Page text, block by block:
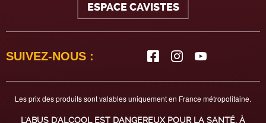
ESPACE CAVISTES
SUIVEZ-NOUS :
Les prix des produits sont valables uniquement en France métropolitaine.
L'ABUS D'ALCOOL EST DANGEREUX POUR LA SANTÉ, À